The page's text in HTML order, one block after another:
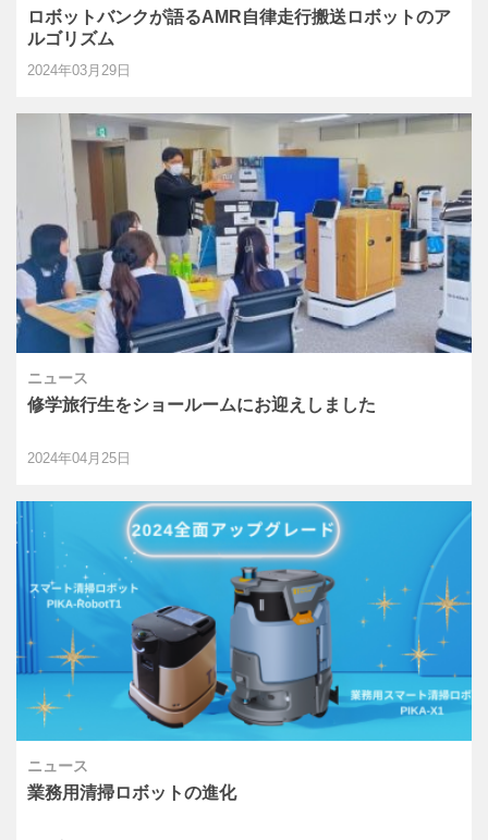
ロボットバンクが語るAMR自律走行搬送ロボットのア
ルゴリズム
2024年03月29日
ニュース
修学旅行生をショールームにお迎えしました
2024年04月25日
ニュース
業務用清掃ロボットの進化